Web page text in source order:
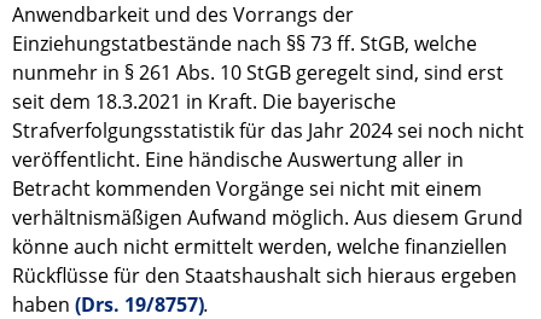
Anwendbarkeit und des Vorrangs der
Einziehungstatbestände nach §§ 73 ff. StGB, welche
nunmehr in § 261 Abs. 10 StGB geregelt sind, sind erst
seit dem 18.3.2021 in Kraft. Die bayerische
Strafverfolgungsstatistik für das Jahr 2024 sei noch nicht
veröffentlicht. Eine händische Auswertung aller in
Betracht kommenden Vorgänge sei nicht mit einem
verhältnismäßigen Aufwand möglich. Aus diesem Grund
könne auch nicht ermittelt werden, welche finanziellen
Rückflüsse für den Staatshaushalt sich hieraus ergeben
haben (Drs. 19/8757).